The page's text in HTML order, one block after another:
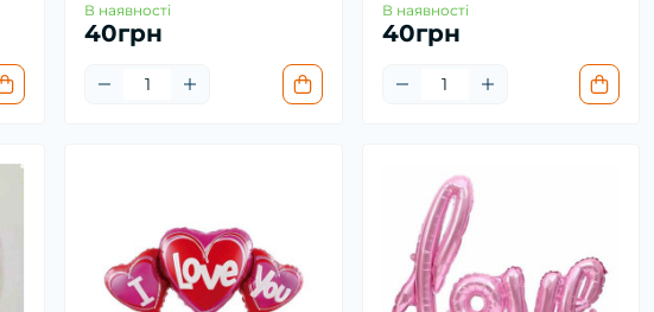
В наявності
40грн
В наявності
40грн